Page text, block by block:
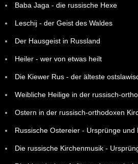
Baba Jaga - die russische Hexe
Leschij - der Geist des Waldes
Der Hausgeist in Russland
Heiler - wer von etwas heilt
Die Kiewer Rus - der älteste
Weibliche Heilige in der russisch-
Ostern in der russisch-orthodoxen
Russische Ostereier - Ursprünge und
Die russische Kirchenmusik -